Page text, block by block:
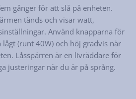
gånger för att slå på enheten.
tänds och visar watt,
Använd knapparna för
(runt 40W) och höj gradvis när
Låsspärren är en livräddare för
justeringar när du är på språng.